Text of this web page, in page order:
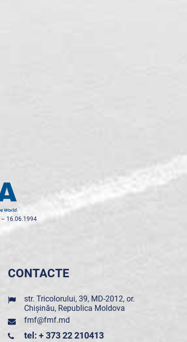
-- 16.06.1994
CONTACTE
str. Tricolorului, 39, MD-2012, or.
Chișinău, Republica Moldova
fmf@fmf.md
tel: + 373 22 210413